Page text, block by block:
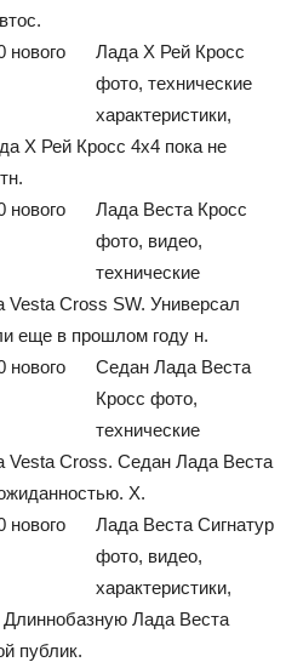
Лада Х Рей Кросс
фото, технические
характеристики,
Х Рей Кросс 4х4 пока не
Лада Веста Кросс
фото, видео,
технические
Vesta Cross SW. Универсал
еще в прошлом году н.
Седан Лада Веста
Кросс фото,
технические
Vesta Cross. Седан Лада Веста
Х.
Лада Веста Сигнатур
фото, видео,
характеристики,
Длиннобазную Лада Веста
публик.